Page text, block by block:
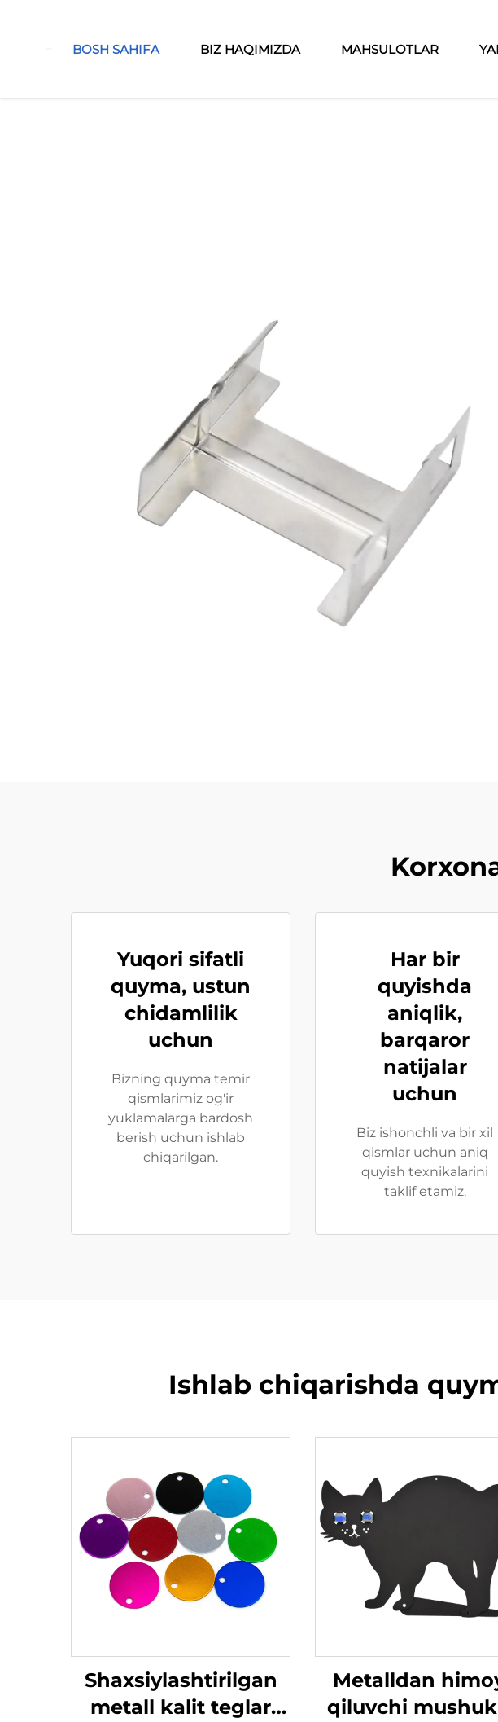
BOSH SAHIFA BIZ HAQIMIZDA MAHSULOTLAR
Yuqori sifatli
quyma, ustun
chidamlilik
uchun
Bizning quyma temir
qismlarimiz og'ir
yuklamalarga bardosh
berish uchun ishlab
chiqarilgan.
Har bir
quyishda
aniqlik,
barqaror
natijalar
uchun
Biz ishonchli va bir xil
qismlar uchun aniq
quyish texnikalarini
taklif etamiz.
Ishlab chiqarishda
Shaxsiylashtirilgan
metall kalit teglar
Metalldan
qiluvchi